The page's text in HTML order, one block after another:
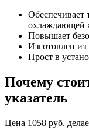
Обеспечивает
охлаждающей
Повышает
Изготовлен из
Прост в
Почему
указатель
Цена 1058 руб.